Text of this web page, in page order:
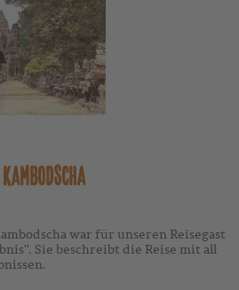
war für unseren Reisegast
Sie beschreibt die Reise mit all